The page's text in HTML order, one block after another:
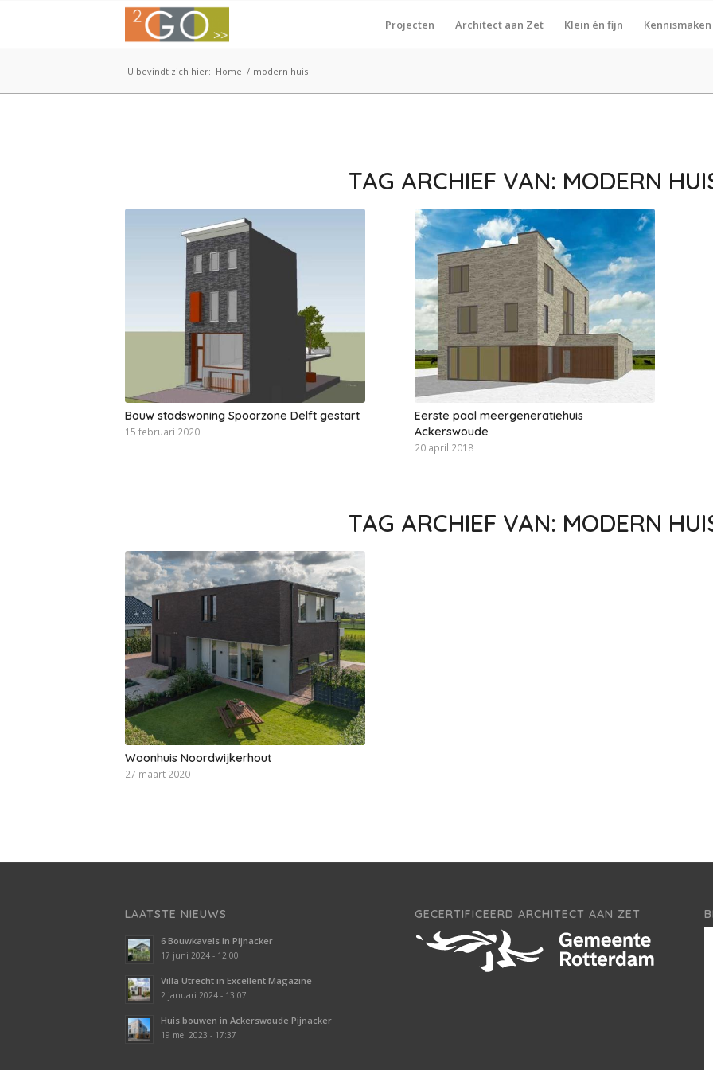
Projecten Architect aan Zet Klein én fijn Kennismaken
U bevindt zich hier: Home / modern huis
TAG ARCHIEF VAN: MODERN
Bouw stadswoning Spoorzone Delft gestart
15 februari 2020
Eerste paal meergeneratiehuis
Ackerswoude
20 april 2018
TAG ARCHIEF VAN: MODERN
Woonhuis Noordwijkerhout
27 maart 2020
LAATSTE NIEUWS
6 Bouwkavels in Pijnacker
17 juni 2024 - 12:00
Villa Utrecht in Excellent Magazine
2 januari 2024 - 13:07
Huis bouwen in Ackerswoude Pijnacker
19 mei 2023 - 17:37
GECERTIFICEERD ARCHITECT AAN ZET